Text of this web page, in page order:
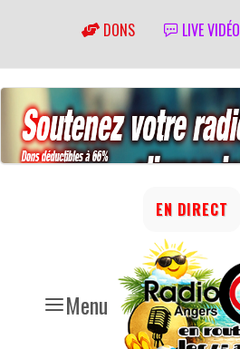
DONS LIVE VIDÉO
Menu
EN DIRECT